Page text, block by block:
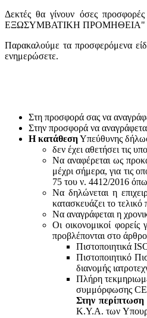
Δεκτές θα γίνουν όσες
ΕΞΩΣΥΜΒΑΤΙΚΗ ΠΡΟΜΗΘΕΙΑ" και θα
Παρακαλούμε τα προσφερόμενα
ενημερώσετε.
Στη προσφορά σας να
Στην προσφορά να
Η κατάθεσηΥπεύθυνης
δεν έχει αθετήσει τις
Να αναφέρεται ως
μέχρι σήμερα, για τις
75 του ν. 4412/2016
Να δηλώνεται η
κατασκευάζει το
Να αναγράφεται η
Οι οικονομικοί
προβλέπονται στο
Πιστοποιητικά
Πιστοποιητικό
διανομής
Πλήρη
συμμόρφωσης CE
Στην περίπτωση
Κ.Υ.Α. των